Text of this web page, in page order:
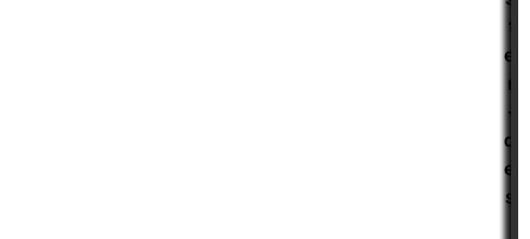
e
r
d
e
s